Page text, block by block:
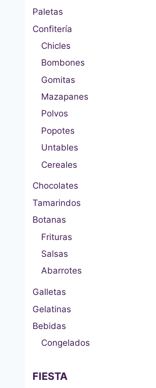
Paletas
Confitería
Chicles
Bombones
Gomitas
Mazapanes
Polvos
Popotes
Untables
Cereales
Chocolates
Tamarindos
Botanas
Frituras
Salsas
Abarrotes
Galletas
Gelatinas
Bebidas
Congelados
FIESTA